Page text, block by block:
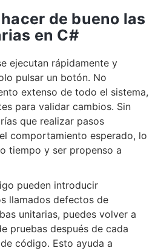
de bueno las
en C#
ejecutan rápidamente y
pulsar un botón. No
extenso de todo el sistema,
para validar cambios. Sin
que realizar pasos
comportamiento esperado, lo
tiempo y ser propenso a
pueden introducir
llamados defectos de
unitarias, puedes volver a
pruebas después de cada
código. Esto ayuda a